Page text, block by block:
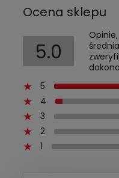
Ocena sklepu
5.0
5
4
3
2
1